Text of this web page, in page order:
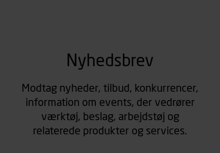
Nyhedsbrev
Modtag nyheder, tilbud, konkurrencer,
information om events, der vedrører
værktøj, beslag, arbejdstøj og
relaterede produkter og services.